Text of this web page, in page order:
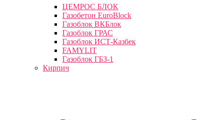
ЦЕМРОС БЛОК
Газобетон EuroBlock
Газоблок ВКБлок
Газоблок ГРАС
Газоблок ИСТ-Казбек
FAMYLIT
Газоблок ГБЗ-1
Кирпич